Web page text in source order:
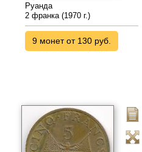
Руанда
2 франка (1970 г.)
9 монет от 130 руб.